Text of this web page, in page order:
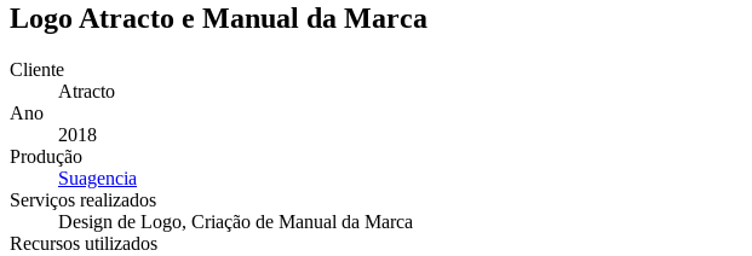
Logo Atracto e Manual da Marca
Cliente
Atracto
Ano
2018
Produção
Suagencia
Serviços realizados
Design de Logo, Criação de Manual da Marca
Recursos utilizados